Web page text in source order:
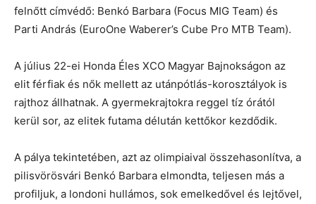
felnőtt címvédő: Benkó Barbara (Focus MIG Team) és
Parti András (EuroOne Waberer’s Cube Pro MTB Team).
A július 22-ei Honda Éles XCO Magyar Bajnokságon az
elit férfiak és nők mellett az utánpótlás-korosztályok is
rajthoz állhatnak. A gyermekrajtokra reggel tíz órától
kerül sor, az elitek futama délután kettőkor kezdődik.
A pálya tekintetében, azt az olimpiaival összehasonlítva, a
pilisvörösvári Benkó Barbara elmondta, teljesen más a
profiljuk, a londoni hullámos, sok emelkedővel és lejtővel,